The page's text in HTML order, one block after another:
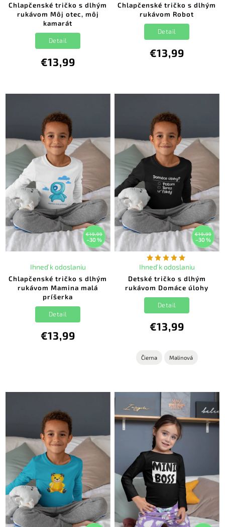
Chlapčenské tričko s dlhým
rukávom Môj otec, môj
kamarát
€13,99
Detail
Chlapčenské tričko s dlhým
rukávom Robot
€13,99
Detail
€19,99
–30 %
Chlapčenské tričko s dlhým
rukávom Mamina malá
príšerka
Ihneď k odoslaniu
€13,99
Detail
€19,99
–30 %
Detské tričko s dlhým
rukávom Domáce úlohy
Ihneď k odoslaniu
€13,99
Detail
Čierna Malinová